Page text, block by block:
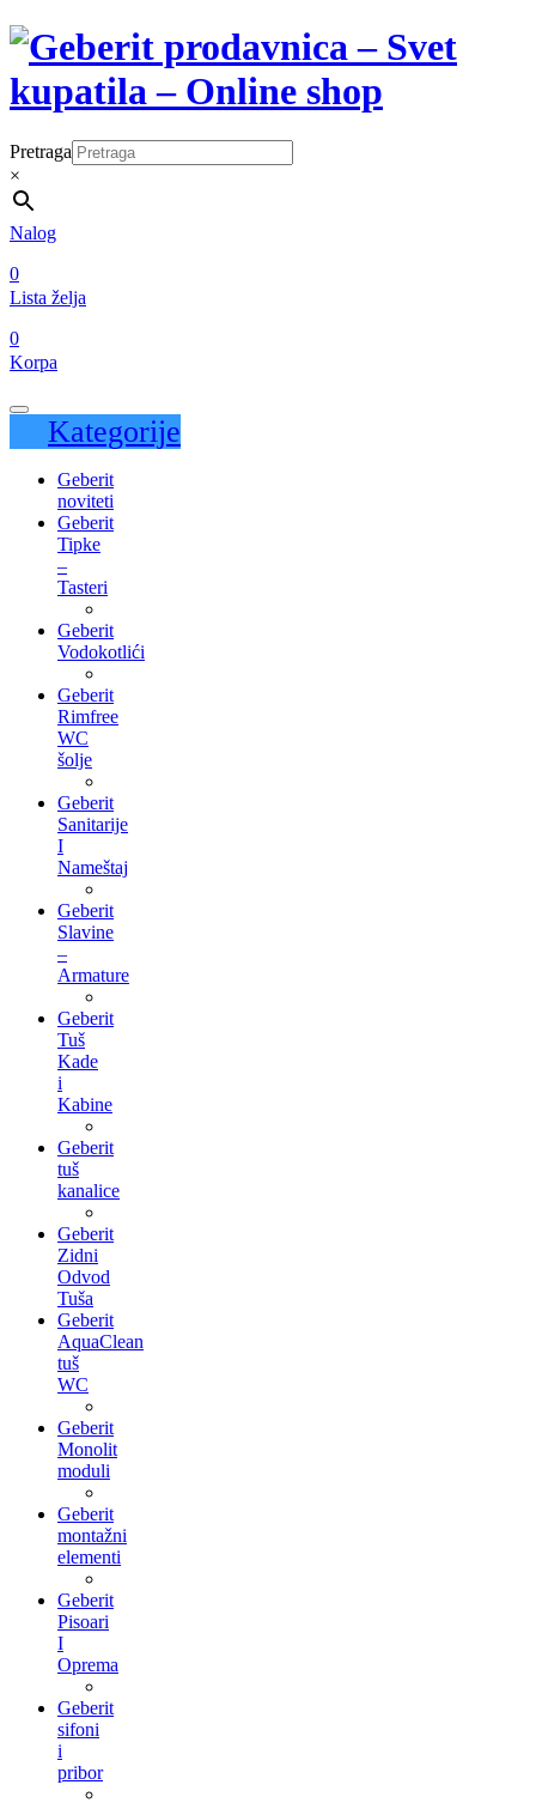
Pretraga
×
Nalog
0
Lista želja
0
Korpa
Kategorije
Geberit
noviteti
Geberit
Tipke
–
Tasteri
Geberit
Vodokotlići
Geberit
Rimfree
WC
šolje
Geberit
Sanitarije
I
Nameštaj
Geberit
Slavine
–
Armature
Geberit
Tuš
Kade
i
Kabine
Geberit
tuš
kanalice
Geberit
Zidni
Odvod
Tuša
Geberit
AquaClean
tuš
WC
Geberit
Monolit
moduli
Geberit
montažni
elementi
Geberit
Pisoari
I
Oprema
Geberit
sifoni
i
pribor